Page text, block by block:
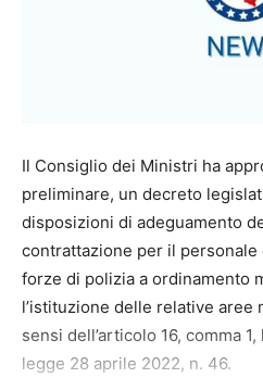
Il Consiglio dei Ministri ha
preliminare, un decreto
disposizioni di adeguamento
contrattazione per il
forze di polizia a ordinamento
l’istituzione delle relative
sensi dell’articolo 16, comma
legge 28 aprile 2022, n. 46.